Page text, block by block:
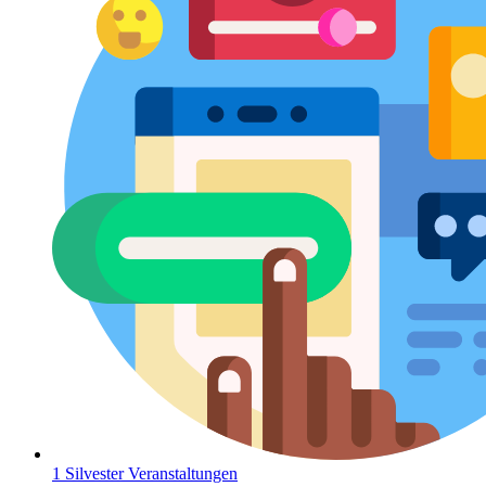
1 Silvester Veranstaltungen